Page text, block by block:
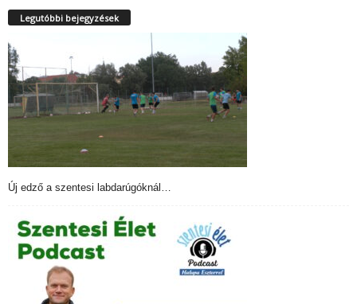
Legutóbbi bejegyzések
Új edző a szentesi labdarúgóknál…